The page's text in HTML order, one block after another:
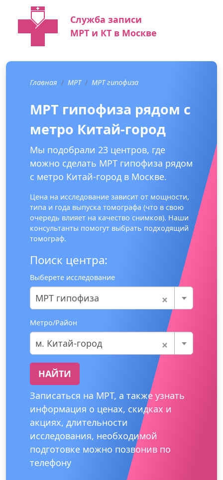
Служба записи
МРТ и КТ в Москве
Главная МРТ МРТ гипофиза
МРТ гипофиза рядом с
метро Китай-город
Мы подобрали 23 центров, где
можно сделать МРТ гипофиза рядом
с метро Китай-город в Москве.
Цена на исследование зависит от мощности,
типа и года выпуска томографа (что в свою
очередь влияет на качество снимков). Наши
консультанты помогут выбрать подходящий
томограф.
Поиск центра:
Выберете исследование
×
МРТ гипофиза
Метро/Район
×
м. Китай-город
НАЙТИ
Записаться на МРТ, а также узнать
информация о ценах, скидках и
акциях, длительности
исследования, необходимой
подготовке можно позвонив по
телефону